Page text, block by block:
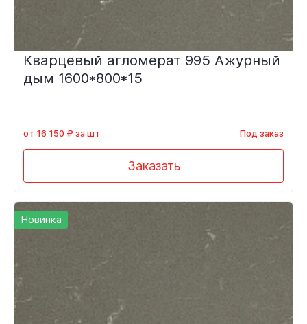
Кварцевый агломерат 995 Ажурный
дым 1600*800*15
от 16 150 ₽ за шт Под заказ
Заказать
Новинка